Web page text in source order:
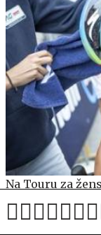
Na Touru za
domnevnega